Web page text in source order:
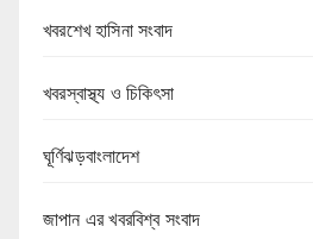
খবরশেখ হাসিনা সংবাদ
খবরস্বাস্থ্য ও চিকিৎসা
ঘূর্ণিঝড়বাংলাদেশ
জাপান এর খবরবিশ্ব সংবাদ